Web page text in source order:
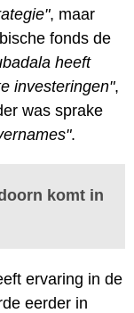
, maar
fonds de
heeft
investeringen",
was sprake
.
komt in
ervaring in de
eerder in